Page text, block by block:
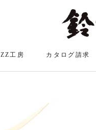
ZZ工房
カタログ請求